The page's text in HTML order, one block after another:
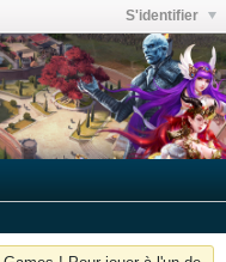
S'identifier